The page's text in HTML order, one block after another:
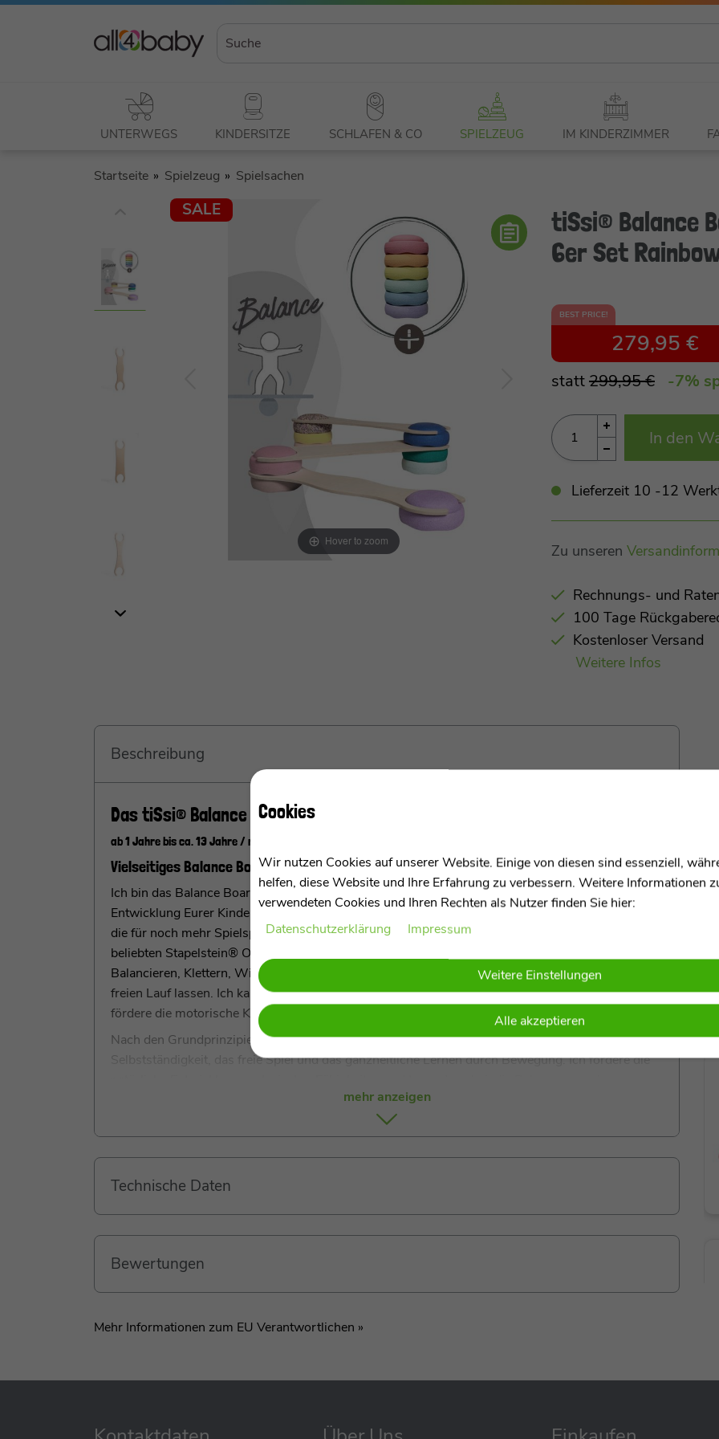
UNTERWEGS KINDERSITZE SCHLAFEN & CO SPIELZEUG IM KINDERZIMMER
Startseite Spielzeug Spielsachen
tiSsi® Balance
6er Set
SALE
Hover to zoom
BEST PRICE!
279,95 €
statt299,95 € -7%
In den
Lieferzeit 10 -12
Zu unseren
Rechnungs- und
100 Tage
Kostenloser Versand
Weitere Infos
Beschreibung
Das tiSsi® Balance Board Set inkl. Stapelstein 6er Set Rainbow Pastel
ab 1 Jahre bis ca. 13 Jahre / max. 60 kg
Vielseitiges Balance Board Set von tiSsi® inkl. dem Stapelstein 6er Set Rainbow Classic
Ich bin das Balance Board Set von tiSsi®, Euer perfekter Begleiter für die natürliche und gesunde
Entwicklung Eurer Kinder! Im Set sind außerdem 6 Original Stapelstein® Stapelsteine enthalten,
die für noch mehr Spielspaß und vielfältige Einsatzmöglichkeiten sorgen. Kompatibel mit den
beliebten Stapelstein® Originalprodukten, bietet mein Set vielseitige Einsatzmöglichkeiten: Ob
Balancieren, Klettern, Wippen oder fantasievolles Bauen – Eure Kinder können ihrer Kreativität
freien Lauf lassen. Ich kann als Brücke, Tunnel, Wippe oder Bauelement genutzt werden und
fördere die motorische Kompetenz und stärke das Gleichgewicht auf spielerische Weise.
Nach den Grundprinzipien der Montessori-Pädagogik gestaltet, unterstützt ich die
Selbstständigkeit, das freie Spiel und das ganzheitliche Lernen durch Bewegung. Ich fördere die
Ich bin passgenau auf Stapelstein® Produkte abgestimmt, kann aber auch eigenständig genutzt
werden. Bitte beachte, dass Stapelstein® Produkte nicht im Lieferumfang enthalten sind.
mehr anzeigen
Technische Daten
Bewertungen
Mehr Informationen zum EU Verantwortlichen »
Cookies
Wir nutzen Cookies auf unserer Website. Einige von diesen sind essenziell,
helfen, diese Website und Ihre Erfahrung zu verbessern. Weitere Informationen
verwendeten Cookies und Ihren Rechten als Nutzer finden Sie hier:
Daten­schutz­erklärung
Impressum
Weitere Einstellungen
Alle akzeptieren